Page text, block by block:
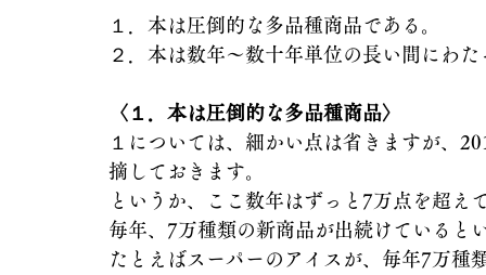
１．本は圧倒的な多品種商品である。
２．本は数年～数十年単位の長い間にわ
〈１．本は圧倒的な多品種商品〉
１については、細かい点は省きますが、
摘しておきます。
というか、ここ数年はずっと7万点を超え
毎年、7万種類の新商品が出続けていると
たとえばスーパーのアイスが、毎年7万種